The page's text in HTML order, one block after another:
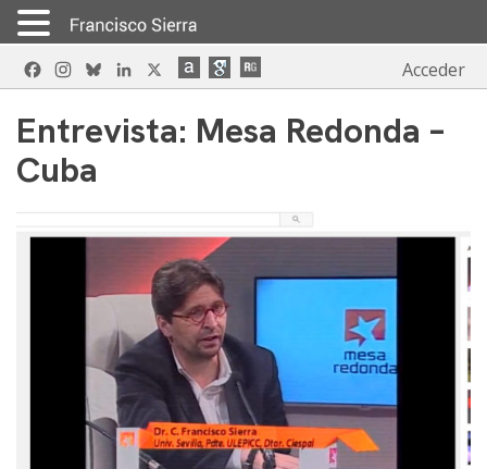
Skip
to
FacebookInstagram
BlueskyLinkedIn Acceder
Entrevista: Mesa Redonda –
Cuba